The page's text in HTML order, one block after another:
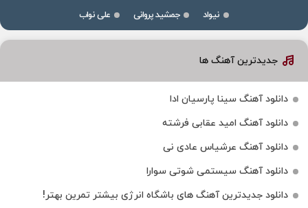
نیواد
جمشید پروانی علی نواب
جدیدترین آهنگ ها
دانلود آهنگ سینا پارسیان ادا
دانلود آهنگ امید عقابی فرشته
دانلود آهنگ عرشیاس عادی نی
دانلود آهنگ سیستمی شوتی سوارا
دانلود جدیدترین آهنگ‌ های باشگاه انرژی بیشتر تمرین بهتر!